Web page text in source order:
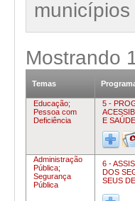
municípios
Mostrando
Temas
Educação;
Pessoa com
Deficiência
5 -
E
Administração
Pública;
Segurança
Pública
6 -
DOS
SEUS